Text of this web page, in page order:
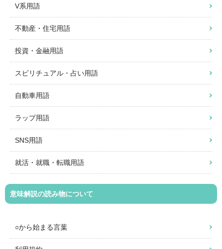
V系用語
不動産・住宅用語
投資・金融用語
スピリチュアル・占い用語
自動車用語
ラップ用語
SNS用語
就活・就職・転職用語
意味解説の読み物について
○から始まる言葉